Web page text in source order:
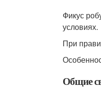
Фикус
условиях.
При
Общие